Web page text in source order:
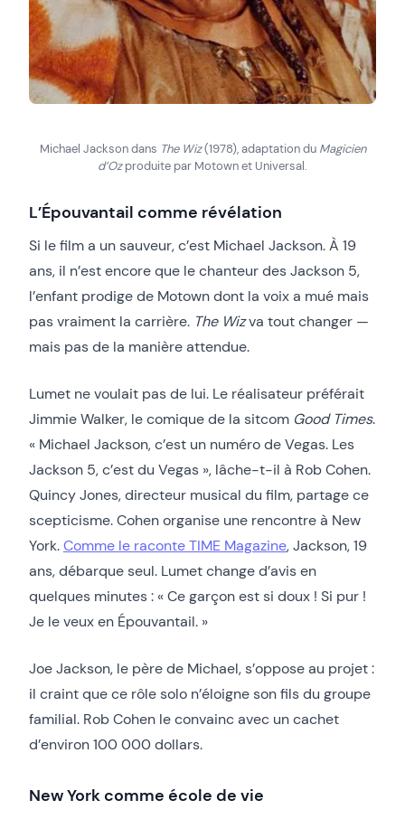
Michael Jackson dans The Wiz(1978), adaptation du Magicien
d’Ozproduite par Motown et Universal.
L’Épouvantail comme révélation
Si le film a un sauveur, c’est Michael Jackson. À 19
ans, il n’est encore que le chanteur des Jackson 5,
l’enfant prodige de Motown dont la voix a mué mais
pas vraiment la carrière. The Wizva tout changer —
mais pas de la manière attendue.
Lumet ne voulait pas de lui. Le réalisateur préférait
Jimmie Walker, le comique de la sitcom Good Times.
« Michael Jackson, c’est un numéro de Vegas. Les
Jackson 5, c’est du Vegas », lâche-t-il à Rob Cohen.
Quincy Jones, directeur musical du film, partage ce
scepticisme. Cohen organise une rencontre à New
York.Comme le raconte TIME Magazine, Jackson, 19
ans, débarque seul. Lumet change d’avis en
quelques minutes : « Ce garçon est si doux ! Si pur !
Je le veux en Épouvantail. »
Joe Jackson, le père de Michael, s’oppose au projet :
il craint que ce rôle solo n’éloigne son fils du groupe
familial. Rob Cohen le convainc avec un cachet
d’environ 100 000 dollars.
New York comme école de vie